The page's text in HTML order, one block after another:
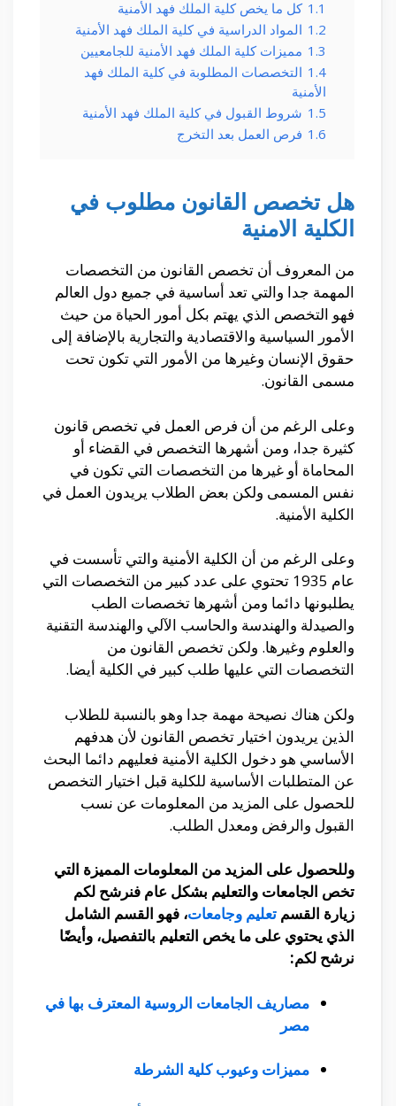
1.1 كل ما يخص كلية الملك فهد الأمنية
1.2 المواد الدراسية في كلية الملك فهد الأمنية
1.3 مميزات كلية الملك فهد الأمنية للجامعيين
1.4 التخصصات المطلوبة في كلية الملك فهد
الأمنية
1.5 شروط القبول في كلية الملك فهد الأمنية
1.6 فرص العمل بعد التخرج
هل تخصص القانون مطلوب في
الكلية الامنية
من المعروف أن تخصص القانون من التخصصات
المهمة جدا والتي تعد أساسية في جميع دول العالم
فهو التخصص الذي يهتم بكل أمور الحياة من حيث
الأمور السياسية والاقتصادية والتجارية بالإضافة إلى
حقوق الإنسان وغيرها من الأمور التي تكون تحت
مسمى القانون.
وعلى الرغم من أن فرص العمل في تخصص قانون
كثيرة جدا، ومن أشهرها التخصص في القضاء أو
المحاماة أو غيرها من التخصصات التي تكون في
نفس المسمى ولكن بعض الطلاب يريدون العمل في
الكلية الأمنية.
وعلى الرغم من أن الكلية الأمنية والتي تأسست في
عام 1935 تحتوي على عدد كبير من التخصصات التي
يطلبونها دائما ومن أشهرها تخصصات الطب
والصيدلة والهندسة والحاسب الآلي والهندسة التقنية
والعلوم وغيرها. ولكن تخصص القانون من
التخصصات التي عليها طلب كبير في الكلية أيضا.
ولكن هناك نصيحة مهمة جدا وهو بالنسبة للطلاب
الذين يريدون اختيار تخصص القانون لأن هدفهم
الأساسي هو دخول الكلية الأمنية فعليهم دائما البحث
عن المتطلبات الأساسية للكلية قبل اختيار التخصص
للحصول على المزيد من المعلومات عن نسب
القبول والرفض ومعدل الطلب.
وللحصول على المزيد من المعلومات المميزة التي
تخص الجامعات والتعليم بشكل عام فنرشح لكم
زيارة القسم تعليم وجامعات، فهو القسم الشامل
الذي يحتوي على ما يخص التعليم بالتفصيل، وأيضًا
نرشح لكم:
مصاريف الجامعات الروسية المعترف بها في
مصر
مميزات وعيوب كلية الشرطة